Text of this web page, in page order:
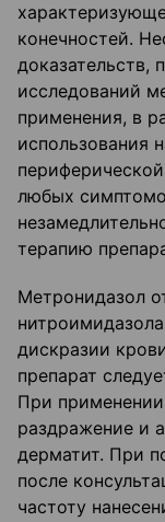
конечностей.
доказательств,
исследований
применения, в
использования
любых
терапию
Метронидазол
дискразии
препарат
При
раздражение и
дерматит. При
после
частоту